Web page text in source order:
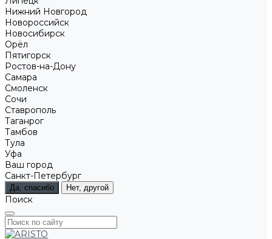
Нижний Новгород
Новороссийск
Новосибирск
Орёл
Пятигорск
Ростов-на-Дону
Самара
Смоленск
Сочи
Ставрополь
Таганрог
Тамбов
Тула
Уфа
Ваш город
Санкт-Петербург
Да, спасибо Нет, другой
Поиск